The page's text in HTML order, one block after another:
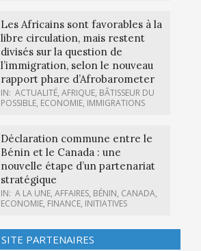
Les Africains sont favorables à la
libre circulation, mais restent
divisés sur la question de
l’immigration, selon le nouveau
rapport phare d’Afrobarometer
IN: ACTUALITÉ, AFRIQUE, BÂTISSEUR DU
POSSIBLE, ECONOMIE, IMMIGRATIONS
Déclaration commune entre le
Bénin et le Canada : une
nouvelle étape d’un partenariat
stratégique
IN: A LA UNE, AFFAIRES, BÉNIN, CANADA,
ECONOMIE, FINANCE, INITIATIVES
SITE PARTENAIRES